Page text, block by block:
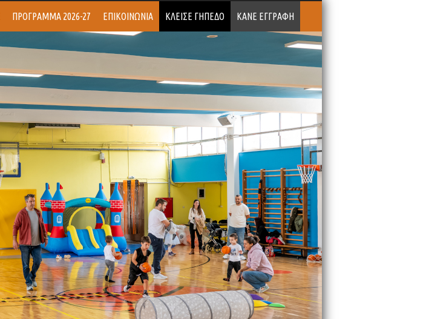
ΠΡΟΓΡΑΜΜΑ 2026-27 ΕΠΙΚΟΙΝΩΝΙΑ ΚΛΕΙΣΕ ΓΗΠΕΔΟ ΚΑΝΕ ΕΓΓΡΑΦΗ